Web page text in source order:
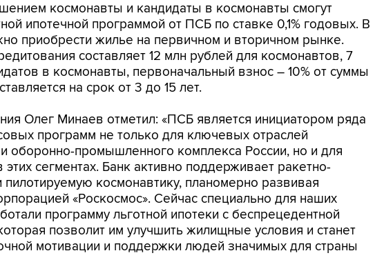
космонавты и кандидаты в космонавты смогут
ипотечной программой от ПСБ по ставке 0,1% годовых. В
приобрести жилье на первичном и вторичном рынке.
составляет 12 млн рублей для космонавтов, 7
в космонавты, первоначальный взнос – 10% от суммы
на срок от 3 до 15 лет.
Олег Минаев отметил: «ПСБ является инициатором ряда
программ не только для ключевых отраслей
оборонно-промышленного комплекса России, но и для
этих сегментах. Банк активно поддерживает ракетно-
пилотируемую космонавтику, планомерно развивая
«Роскосмос». Сейчас специально для наших
программу льготной ипотеки с беспрецедентной
позволит им улучшить жилищные условия и станет
мотивации и поддержки людей значимых для страны